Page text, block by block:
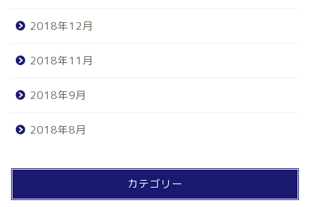
2018年12月
2018年11月
2018年9月
2018年8月
カテゴリー